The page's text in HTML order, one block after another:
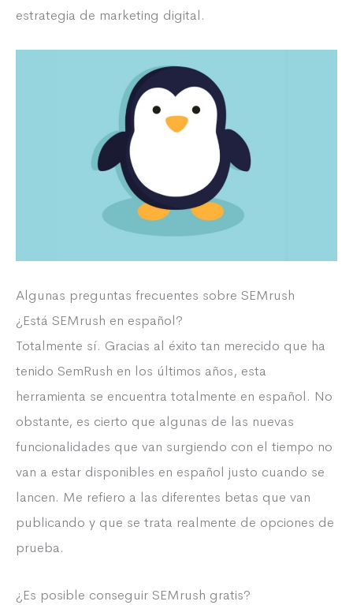
estrategia de marketing digital.
Algunas preguntas frecuentes sobre SEMrush
¿Está SEMrush en español?
Totalmente sí. Gracias al éxito tan merecido que ha
tenido SemRush en los últimos años, esta
herramienta se encuentra totalmente en español. No
obstante, es cierto que algunas de las nuevas
funcionalidades que van surgiendo con el tiempo no
van a estar disponibles en español justo cuando se
lancen. Me refiero a las diferentes betas que van
publicando y que se trata realmente de opciones de
prueba.
¿Es posible conseguir SEMrush gratis?